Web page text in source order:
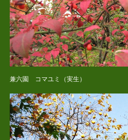
兼六園 コマユミ（実生）